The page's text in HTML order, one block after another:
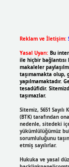
Reklam ve İletişim:
Yasal Uyarı: Bu
ile hiçbir bağlantısı
makaleler
taşımamakta olup,
yapılmamaktadır.
tesadüfidir.
taşımazlar.
Sitemiz, 5651
(BTK) tarafından
nedenle, sitedeki
yükümlülüğümüz
sorumluluğunu
etmiş sayılırlar.
Hukuka ve yasal